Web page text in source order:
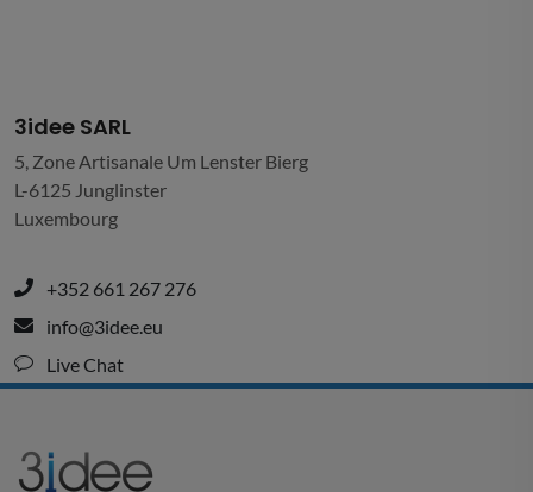
3idee SARL
5, Zone Artisanale Um Lenster Bierg
L-6125 Junglinster
Luxembourg
+352 661 267 276
info@3idee.eu
Live Chat